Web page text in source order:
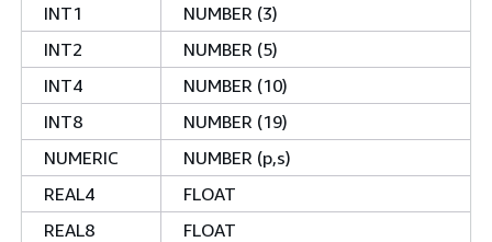
INT1
NUMBER (3)
INT2
NUMBER (5)
INT4
NUMBER (10)
INT8
NUMBER (19)
NUMERIC
NUMBER (p,s)
REAL4
FLOAT
REAL8
FLOAT